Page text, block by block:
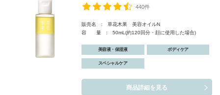
440件
販売名 : 草花木果 美容オイルN
容 量 : 50mL(約120回分・顔に使用した場合)
美容液・保湿液 ボディケア
スペシャルケア
商品詳細を見る